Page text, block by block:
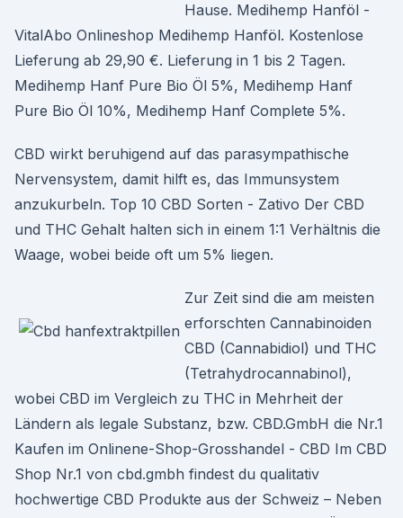
Hause. Medihemp Hanföl -
VitalAbo Onlineshop Medihemp Hanföl. Kostenlose
Lieferung ab 29,90 €. Lieferung in 1 bis 2 Tagen.
Medihemp Hanf Pure Bio Öl 5%, Medihemp Hanf
Pure Bio Öl 10%, Medihemp Hanf Complete 5%.
CBD wirkt beruhigend auf das parasympathische
Nervensystem, damit hilft es, das Immunsystem
anzukurbeln. Top 10 CBD Sorten - Zativo Der CBD
und THC Gehalt halten sich in einem 1:1 Verhältnis die
Waage, wobei beide oft um 5% liegen.
Zur Zeit sind die am meisten
erforschten Cannabinoiden
CBD (Cannabidiol) und THC
(Tetrahydrocannabinol),
wobei CBD im Vergleich zu THC in Mehrheit der
Ländern als legale Substanz, bzw. CBD.GmbH die Nr.1
Kaufen im Onlinene-Shop-Grosshandel - CBD Im CBD
Shop Nr.1 von cbd.gmbh findest du qualitativ
hochwertige CBD Produkte aus der Schweiz – Neben